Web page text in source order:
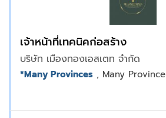
เจ้าหน้าที่เทคนิคก่อสร้าง
บริษัท เมืองทองเอสเตท จำกัด
*Many Provinces , Many Province